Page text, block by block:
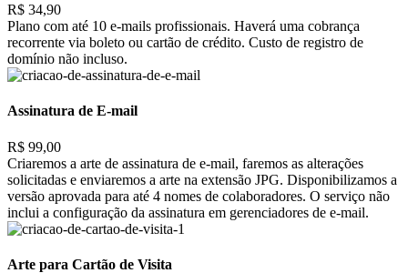
R$ 34,90
Plano com até 10 e-mails profissionais. Haverá uma cobrança
recorrente via boleto ou cartão de crédito. Custo de registro de
domínio não incluso.
Assinatura de E-mail
R$ 99,00
Criaremos a arte de assinatura de e-mail, faremos as alterações
solicitadas e enviaremos a arte na extensão JPG. Disponibilizamos a
versão aprovada para até 4 nomes de colaboradores. O serviço não
inclui a configuração da assinatura em gerenciadores de e-mail.
Arte para Cartão de Visita